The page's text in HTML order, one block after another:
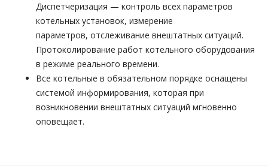
Диспетчеризация — контроль всех параметров
котельных установок, измерение
параметров, отслеживание внештатных ситуаций.
Протоколирование работ котельного оборудования
в режиме реального времени.
Все котельные в обязательном порядке оснащены
системой информирования, которая при
возникновении внештатных ситуаций мгновенно
оповещает.